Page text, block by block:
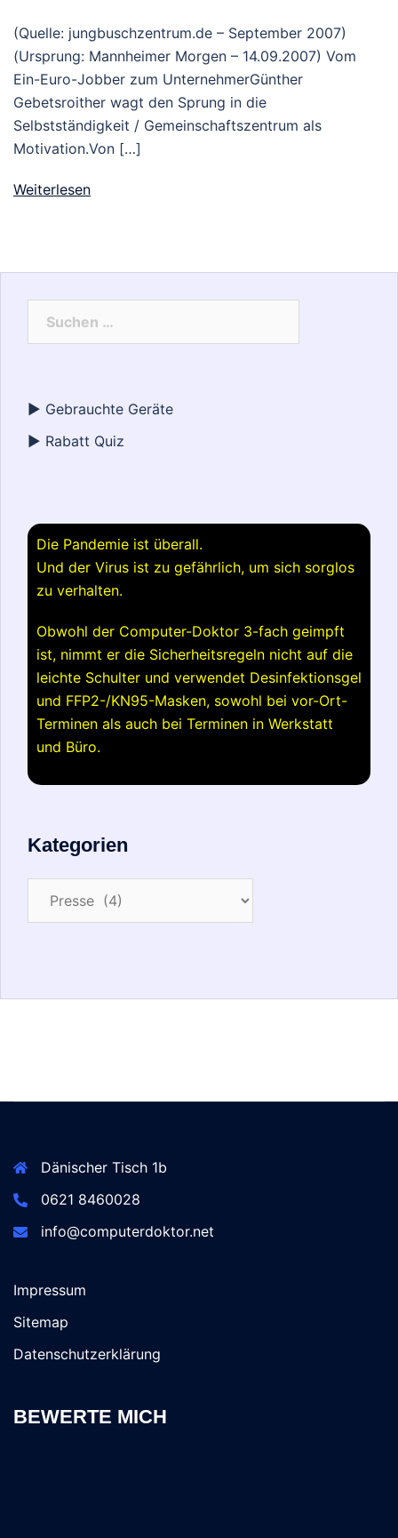
(Quelle: jungbuschzentrum.de – September 2007)
(Ursprung: Mannheimer Morgen – 14.09.2007) Vom
Ein-Euro-Jobber zum UnternehmerGünther
Gebetsroither wagt den Sprung in die
Selbstständigkeit / Gemeinschaftszentrum als
Motivation.Von […]
Weiterlesen
nach:
► Gebrauchte Geräte
► Rabatt Quiz
Die Pandemie ist überall.
Und der Virus ist zu gefährlich, um sich sorglos
zu verhalten.
Obwohl der Computer-Doktor 3-fach geimpft
ist, nimmt er die Sicherheitsregeln nicht auf die
leichte Schulter und verwendet Desinfektionsgel
und FFP2-/KN95-Masken, sowohl bei vor-Ort-
Terminen als auch bei Terminen in Werkstatt
und Büro.
Kategorien
Dänischer Tisch 1b
0621 8460028
info@computerdoktor.net
Impressum
Sitemap
Datenschutzerklärung
BEWERTE MICH